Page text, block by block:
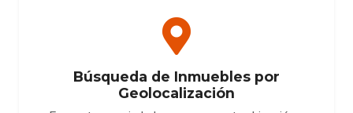
Búsqueda de Inmuebles por
Geolocalización